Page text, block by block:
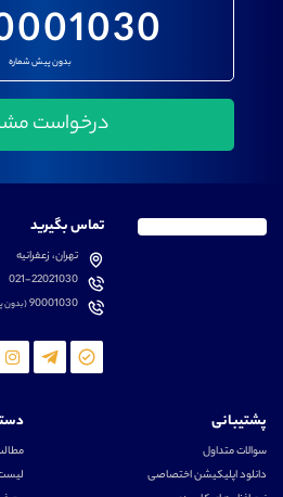
بدون پیش شماره
تماس بگیرید
تهران، زعفرانیه
021-22021030
90001030(بدون
پشتیبانی
سوالات متداول
دانلود اپلیکیشن اختصاصی